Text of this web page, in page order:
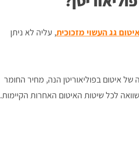
גג העשוי מזכוכית, עליה לא ניתן
איטום בפוליאוריטן הנה, מחיר החומר
לכל שיטות האיטום האחרות הקיימות.